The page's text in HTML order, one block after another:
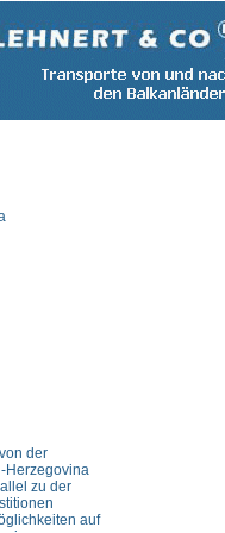
der
Herzegovina
zu der
auf